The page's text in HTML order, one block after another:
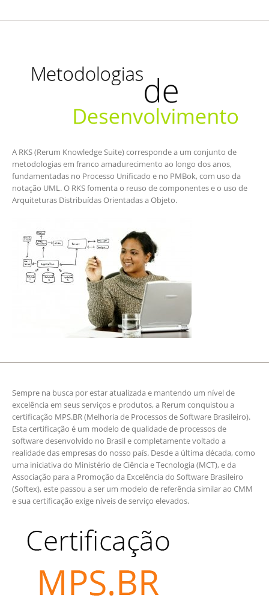
A RKS (Rerum Knowledge Suite) corresponde a um conjunto de
metodologias em franco amadurecimento ao longo dos anos,
fundamentadas no Processo Unificado e no PMBok, com uso da
notação UML. O RKS fomenta o reuso de componentes e o uso de
Arquiteturas Distribuídas Orientadas a Objeto.
Sempre na busca por estar atualizada e mantendo um nível de
excelência em seus serviços e produtos, a Rerum conquistou a
certificação MPS.BR (Melhoria de Processos de Software Brasileiro).
Esta certificação é um modelo de qualidade de processos de
software desenvolvido no Brasil e completamente voltado a
realidade das empresas do nosso país. Desde a última década, como
uma iniciativa do Ministério de Ciência e Tecnologia (MCT), e da
Associação para a Promoção da Excelência do Software Brasileiro
(Softex), este passou a ser um modelo de referência similar ao CMM
e sua certificação exige níveis de serviço elevados.